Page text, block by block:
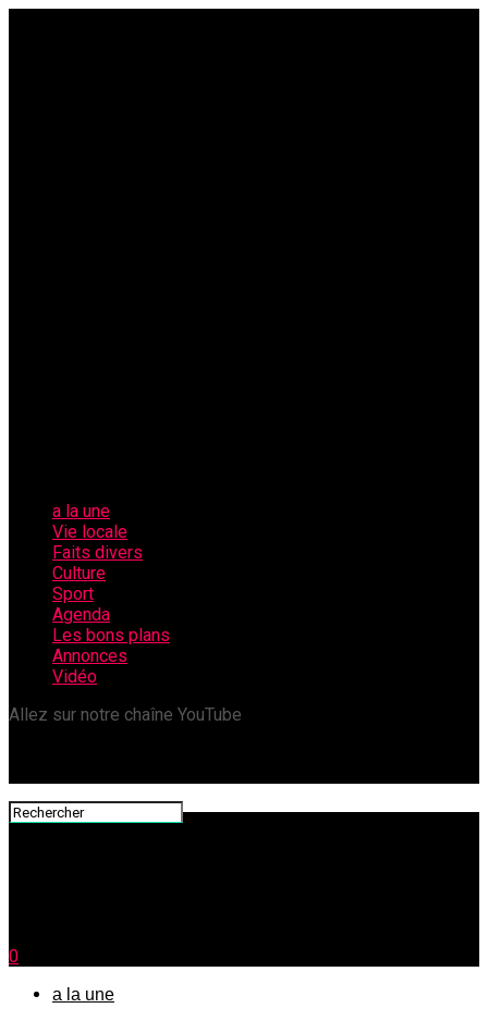
a la une
Vie locale
Faits divers
Culture
Sport
Agenda
Les bons plans
Annonces
Vidéo
Allez sur notre chaîne YouTube
0
a la une